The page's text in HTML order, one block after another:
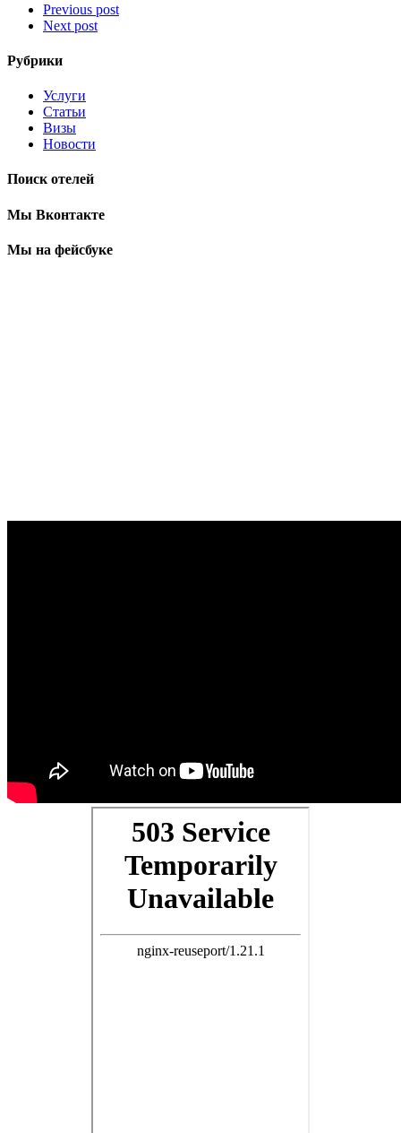
Previous post
Next post
Рубрики
Услуги
Статьи
Визы
Новости
Поиск отелей
Мы Вконтакте
Мы на фейсбуке